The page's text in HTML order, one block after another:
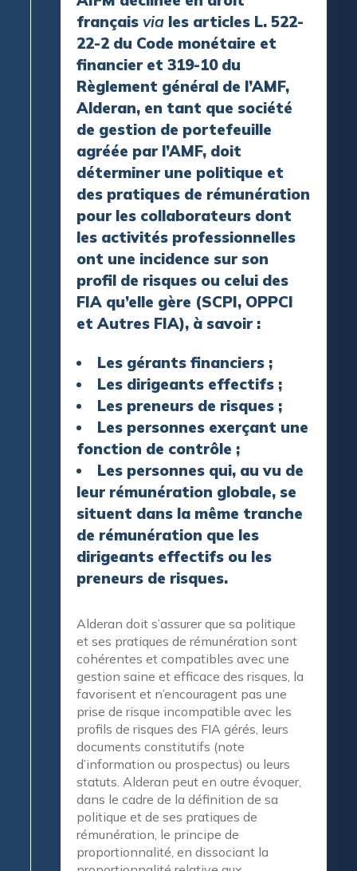
françaisvia les articles L. 522-
22-2 du Code monétaire et
financier et 319-10 du
Règlement général de l’AMF,
Alderan, en tant que société
de gestion de portefeuille
agréée par l’AMF, doit
déterminer une politique et
des pratiques de rémunération
pour les collaborateurs dont
les activités professionnelles
ont une incidence sur son
profil de risques ou celui des
FIA qu’elle gère (SCPI, OPPCI
et Autres FIA), à savoir :
Les gérants financiers ;
Les dirigeants effectifs ;
Les preneurs de risques ;
Les personnes exerçant une
fonction de contrôle ;
Les personnes qui, au vu de
leur rémunération globale, se
situent dans la même tranche
de rémunération que les
dirigeants effectifs ou les
preneurs de risques.
Alderan doit s’assurer que sa politique
et ses pratiques de rémunération sont
cohérentes et compatibles avec une
gestion saine et efficace des risques, la
favorisent et n’encouragent pas une
prise de risque incompatible avec les
profils de risques des FIA gérés, leurs
documents constitutifs (note
d’information ou prospectus) ou leurs
statuts. Alderan peut en outre évoquer,
dans le cadre de la définition de sa
politique et de ses pratiques de
rémunération, le principe de
proportionnalité, en dissociant la